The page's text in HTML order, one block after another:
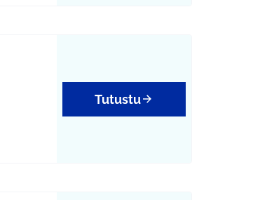
Tutustu